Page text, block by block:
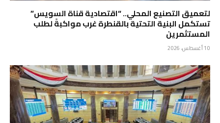
لتعميق التصنيع المحلي.. “اقتصادية قناة السويس”
تستكمل البنية التحتية بالقنطرة غرب مواكبةً لطلب
المستثمرين
10 أغسطس، 2026